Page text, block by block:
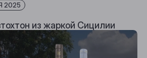
2025
из жаркой Сицилии